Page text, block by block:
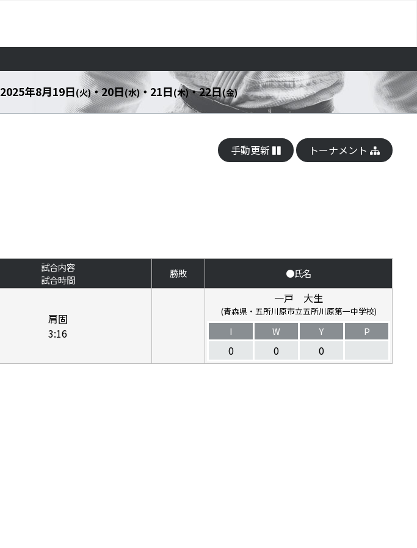
2025年8月19日(火)・ 20日(水)・ 21日(木)・ 22日(金)
手動更新 トーナメント
試合内容
試合時間
勝敗 ●氏名
肩固
3:16
一戸 大生
(青森県・五所川原市立五所川原第一中学校)
I W Y P
0 0 0